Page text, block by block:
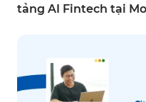
tảng AI Fintech tại